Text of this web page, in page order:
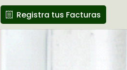
Registra tus Facturas